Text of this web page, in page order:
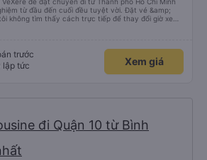
từ đầu đến cuối đều tuyệt vời. Đặt vé &amp;
không tìm thấy cách trực tiếp để thay đổi giờ xe
nhưng quá trình hủy và đặt lại vé rất suôn sẻ.
MEKO Limousine. Đây là lý do: • Đúng giờ: Xe
• Thoải mái sang trọng: Nội thất cực kỳ cao cấp,
ái có chức năng massage giúp chuyến đi rất thư
lại: Nếu bạn đi tuyến đường này, hãy sử dụng
MEKO. Dịch vụ tuyệt vời và sự thoải mái thì
trước
lập tức
Xem giá
đi Quận 10 từ Bình